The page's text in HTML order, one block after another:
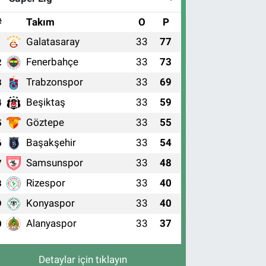
Takım O P
Galatasaray 33 77
Fenerbahçe 33 73
Trabzonspor 33 69
Beşiktaş 33 59
Göztepe 33 55
Başakşehir 33 54
Samsunspor 33 48
Rizespor 33 40
Konyaspor 33 40
Alanyaspor 33 37
Detaylar için tıklayın